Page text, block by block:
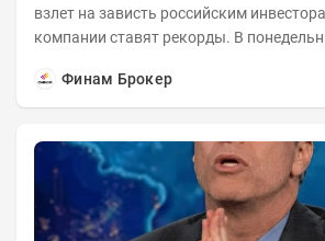
взлет на зависть российским
компании ставят рекорды. В
Финам Брокер